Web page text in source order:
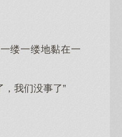
缕一缕地黏在一
我们没事了”